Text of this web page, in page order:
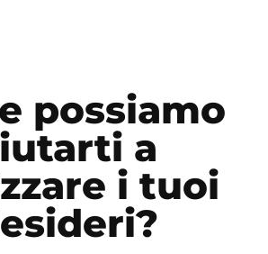
possiamo
a
i tuoi